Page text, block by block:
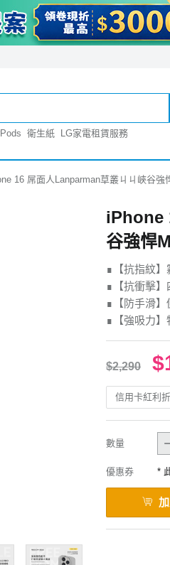
衛生紙 LG家電租賃服務
16 屌面人Lanparman草叢ㄐㄐ峽谷強
iPhone
谷強悍
∎【抗指紋】
∎【抗衝擊】
∎【防手滑】
∎【強吸力】
$2,290
信用卡紅利
數量
優惠券 *